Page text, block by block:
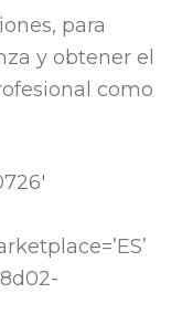
para
y obtener el
como